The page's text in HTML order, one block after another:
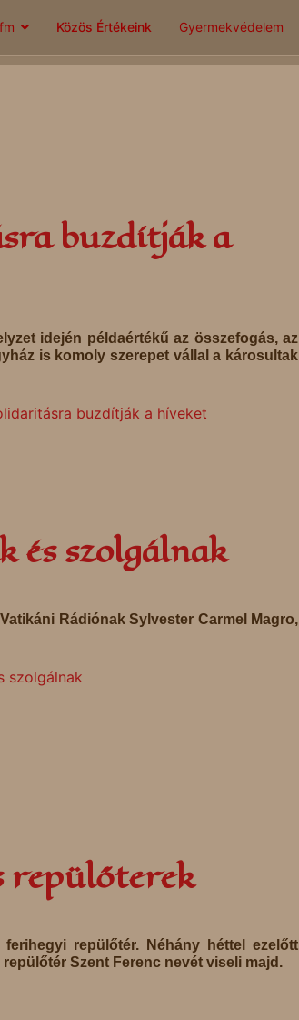
Közös Értékeink Gyermekvédelem
buzdítják a
idején példaértékű az összefogás, az
is komoly szerepet vállal a károsultak
buzdítják a híveket
és szolgálnak
Rádiónak Sylvester Carmel Magro,
szolgálnak
repülőterek
repülőtér. Néhány héttel ezelőtt
Szent Ferenc nevét viseli majd.